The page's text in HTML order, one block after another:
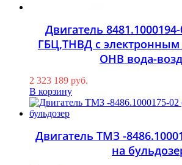
Двигатель
ГБЦ,ТНВД с
ОНВ вода-
2 323 189 руб.
В корзину
Двигатель ТМЗ -
на